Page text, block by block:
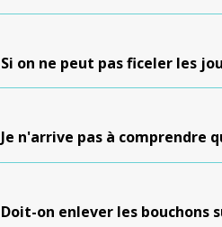
Si on ne peut pas ficeler les
Je n'arrive pas à comprendre
Doit-on enlever les bouchons